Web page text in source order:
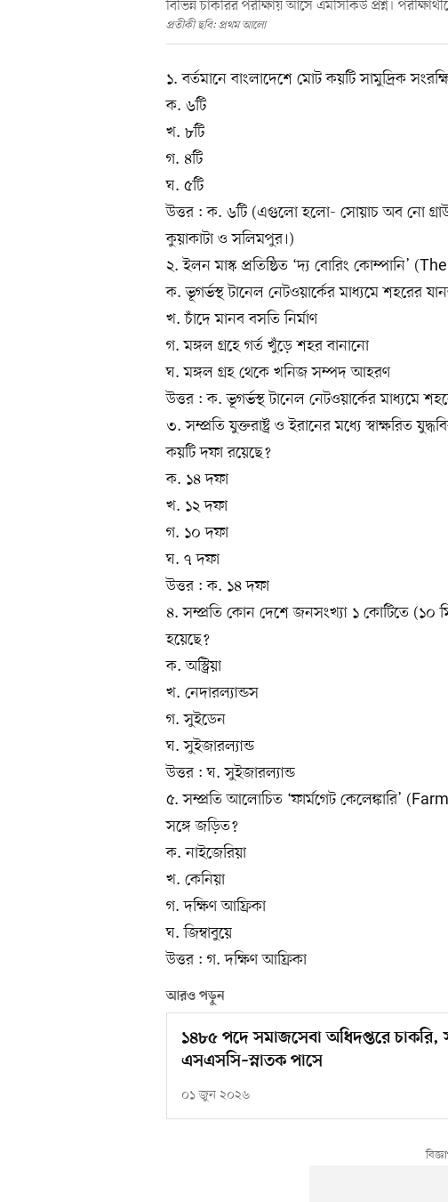
বিভিন্ন চাকরির পরীক্ষায় আসে এমসিকিউ প্রশ্ন।
প্রতীকী ছবি: প্রথম আলো
১. বর্তমানে বাংলাদেশে মোট কয়টি সামুদ্রিক
ক. ৬টি
খ. ৮টি
গ. ৪টি
ঘ. ৫টি
উত্তর : ক. ৬টি (এগুলো হলো- সোয়াচ অব নো
কুয়াকাটা ও সলিমপুর।)
২. ইলন মাস্ক প্রতিষ্ঠিত ‘দ্য বোরিং
ক. ভূগর্ভস্থ টানেল নেটওয়ার্কের মাধ্যমে শহরের
খ. চাঁদে মানব বসতি নির্মাণ
গ. মঙ্গল গ্রহে গর্ত খুঁড়ে শহর বানানো
ঘ. মঙ্গল গ্রহ থেকে খনিজ সম্পদ আহরণ
উত্তর : ক. ভূগর্ভস্থ টানেল নেটওয়ার্কের মাধ্যমে
৩. সম্প্রতি যুক্তরাষ্ট্র ও ইরানের মধ্যে স্বাক্ষরিত
কয়টি দফা রয়েছে?
ক. ১৪ দফা
খ. ১২ দফা
গ. ১০ দফা
ঘ. ৭ দফা
উত্তর : ক. ১৪ দফা
৪. সম্প্রতি কোন দেশে জনসংখ্যা ১ কোটিতে (১০
হয়েছে?
ক. অস্ট্রিয়া
খ. নেদারল্যান্ডস
গ. সুইডেন
ঘ. সুইজারল্যান্ড
উত্তর : ঘ. সুইজারল্যান্ড
৫. সম্প্রতি আলোচিত ‘ফার্মগেট কেলেঙ্কারি’
সঙ্গে জড়িত?
ক. নাইজেরিয়া
খ. কেনিয়া
গ. দক্ষিণ আফ্রিকা
ঘ. জিম্বাবুয়ে
উত্তর : গ. দক্ষিণ আফ্রিকা
আরও পড়ুন
১৪৮৫ পদে সমাজসেবা অধিদপ্তরে
এসএসসি–স্নাতক পাসে
০১ জুন ২০২৬